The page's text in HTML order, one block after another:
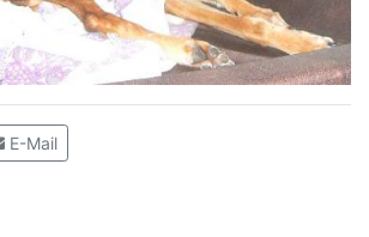
E-Mail